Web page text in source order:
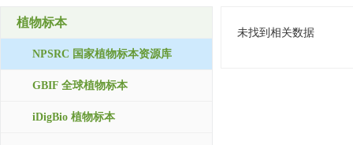
植物标本
NPSRC 国家植物标本资源库
GBIF 全球植物标本
iDigBio 植物标本
未找到相关数据